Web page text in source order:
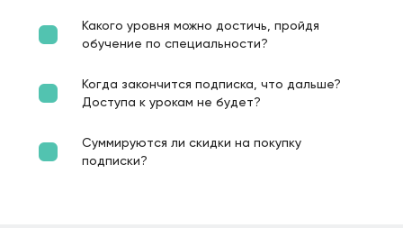
Какого уровня можно достичь, пройдя
обучение по специальности?
Когда закончится подписка, что дальше?
Доступа к урокам не будет?
Суммируются ли скидки на покупку
подписки?